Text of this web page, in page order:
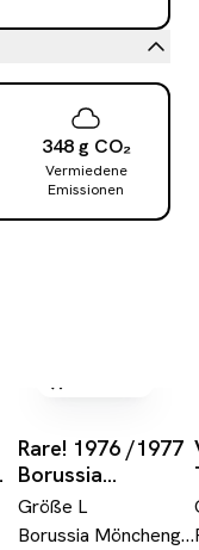
348g CO₂
Vermiedene
Emissionen
Rare! 1976 /1977
Borussia
Mönchengladbach
Trikot Allround
Größe L
Borussia Mönchengladbach